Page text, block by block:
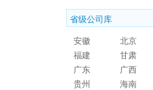
省级公司库
安徽
北京
福建
甘肃
广东
广西
贵州
海南